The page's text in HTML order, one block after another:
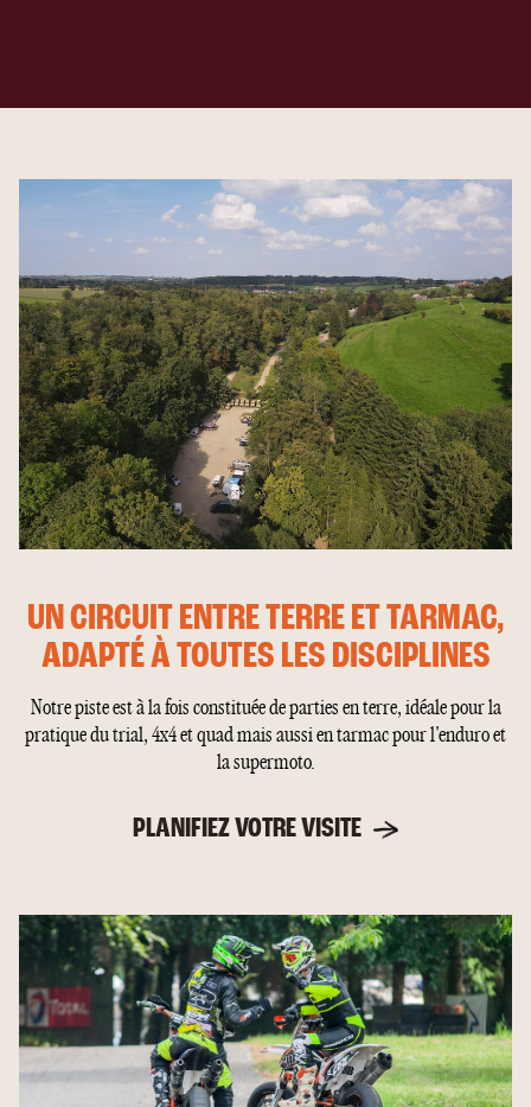
UN CIRCUIT ENTRE TERRE ET TARMAC,
ADAPTÉ À TOUTES LES DISCIPLINES
Notre piste est à la fois constituée de parties en terre, idéale pour la
pratique du trial, 4x4 et quad mais aussi en tarmac pour l'enduro et
la supermoto.
PLANIFIEZ VOTRE VISITE